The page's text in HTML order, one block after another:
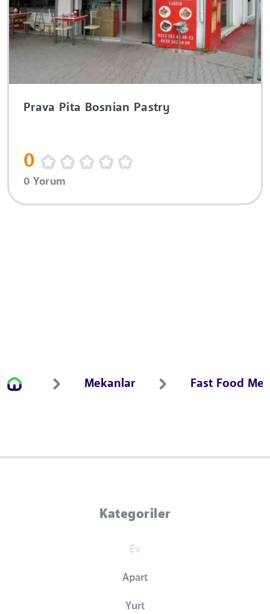
Prava Pita Bosnian Pastry
0
0 Yorum
Mekanlar Fast Food
Kategoriler
Ev
Apart
Yurt